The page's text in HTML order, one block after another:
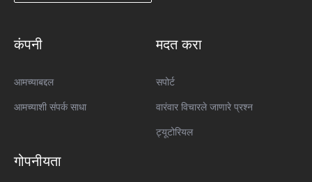
कंपनी
आमच्याबद्दल
आमच्याशी संपर्क साधा
मदत करा
सपोर्ट
वारंवार विचारले जाणारे प्रश्न
ट्यूटोरियल
गोपनीयता